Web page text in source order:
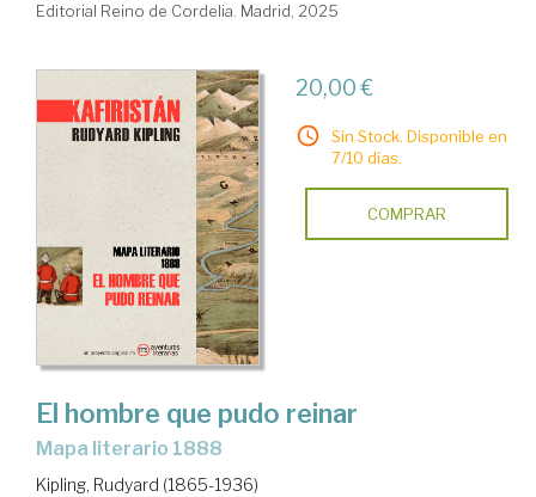
Editorial Reino de Cordelia. Madrid, 2025
20,00 €
Sin Stock. Disponible en
7/10 días.
COMPRAR
El hombre que pudo reinar
Mapa literario 1888
Kipling, Rudyard (1865-1936)